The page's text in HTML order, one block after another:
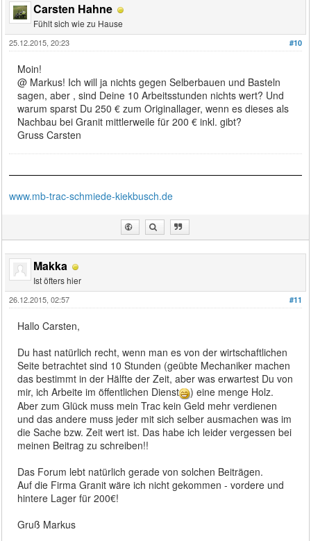
Carsten Hahne
Fühlt sich wie zu Hause
#10
25.12.2015, 20:23
Moin!
@ Markus! Ich will ja nichts gegen Selberbauen und Basteln
sagen, aber , sind Deine 10 Arbeitsstunden nichts wert? Und
warum sparst Du 250 € zum Originallager, wenn es dieses als
Nachbau bei Granit mittlerweile für 200 € inkl. gibt?
Gruss Carsten
www.mb-trac-schmiede-kiekbusch.de
Makka
Ist öfters hier
#11
26.12.2015, 02:57
Hallo Carsten,
Du hast natürlich recht, wenn man es von der wirtschaftlichen
Seite betrachtet sind 10 Stunden (geübte Mechaniker machen
das bestimmt in der Hälfte der Zeit, aber was erwartest Du von
mir, ich Arbeite im öffentlichen Dienst
) eine menge Holz.
Aber zum Glück muss mein Trac kein Geld mehr verdienen
und das andere muss jeder mit sich selber ausmachen was im
die Sache bzw. Zeit wert ist. Das habe ich leider vergessen bei
meinen Beitrag zu schreiben!!
Das Forum lebt natürlich gerade von solchen Beiträgen.
Auf die Firma Granit wäre ich nicht gekommen - vordere und
hintere Lager für 200€!
Gruß Markus